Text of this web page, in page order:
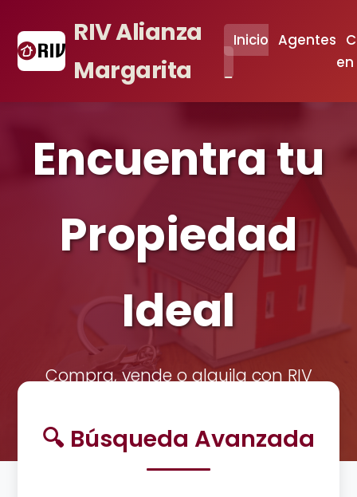
RIV Alianza
Margarita
Inicio Agentes
Encuentra tu
Propiedad
Ideal
Compra, vende o alquila con RIV
🔍 Búsqueda Avanzada